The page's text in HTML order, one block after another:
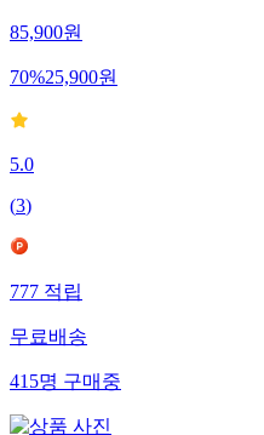
85,900원
70%25,900원
5.0
(3)
777 적립
무료배송
415명 구매중